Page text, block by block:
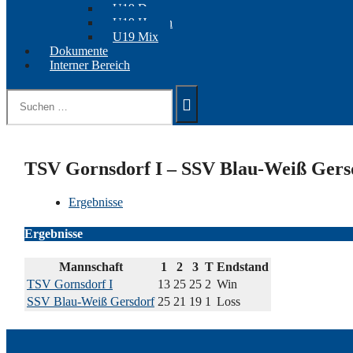
U19 Damen
U19 Herren
U19 Mix
Dokumente
Interner Bereich
Suchen
nach:
TSV Gornsdorf I – SSV Blau-Weiß
Ergebnisse
Ergebnisse
Mannschaft 1 2 3 T Endstand
TSV Gornsdorf I
13 25 25 2 Win
SSV Blau-Weiß Gersdorf 25 21 19 1 Loss